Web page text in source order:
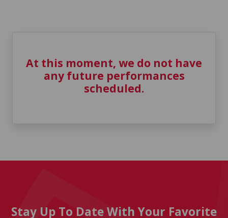
At this moment, we do not have
any future performances
scheduled.
Stay Up To Date With Your Favorite